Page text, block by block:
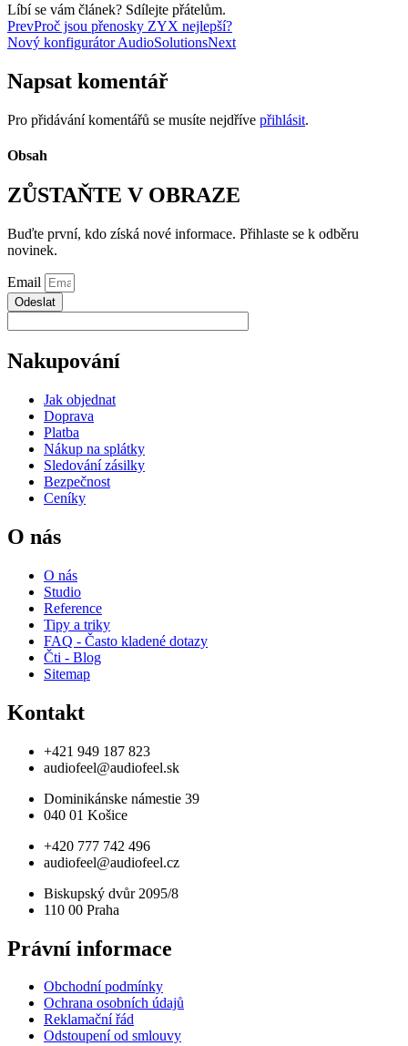
Líbí se vám článek? Sdílejte přátelům.
PrevProč jsou přenosky ZYX nejlepší?
Nový konfigurátor AudioSolutionsNext
Napsat komentář
Pro přidávání komentářů se musíte nejdříve přihlásit.
Obsah
ZŮSTAŇTE V OBRAZE
Buďte první, kdo získá nové informace. Přihlaste se k odběru
novinek.
Email
Odeslat
Nakupování
Jak objednat
Doprava
Platba
Nákup na splátky
Sledování zásilky
Bezpečnost
Ceníky
O nás
O nás
Studio
Reference
Tipy a triky
FAQ - Často kladené dotazy
Čti - Blog
Sitemap
Kontakt
+421 949 187 823
audiofeel@audiofeel.sk
Dominikánske námestie 39
040 01 Košice
+420 777 742 496
audiofeel@audiofeel.cz
Biskupský dvůr 2095/8
110 00 Praha
Právní informace
Obchodní podmínky
Ochrana osobních údajů
Reklamační řád
Odstoupení od smlouvy